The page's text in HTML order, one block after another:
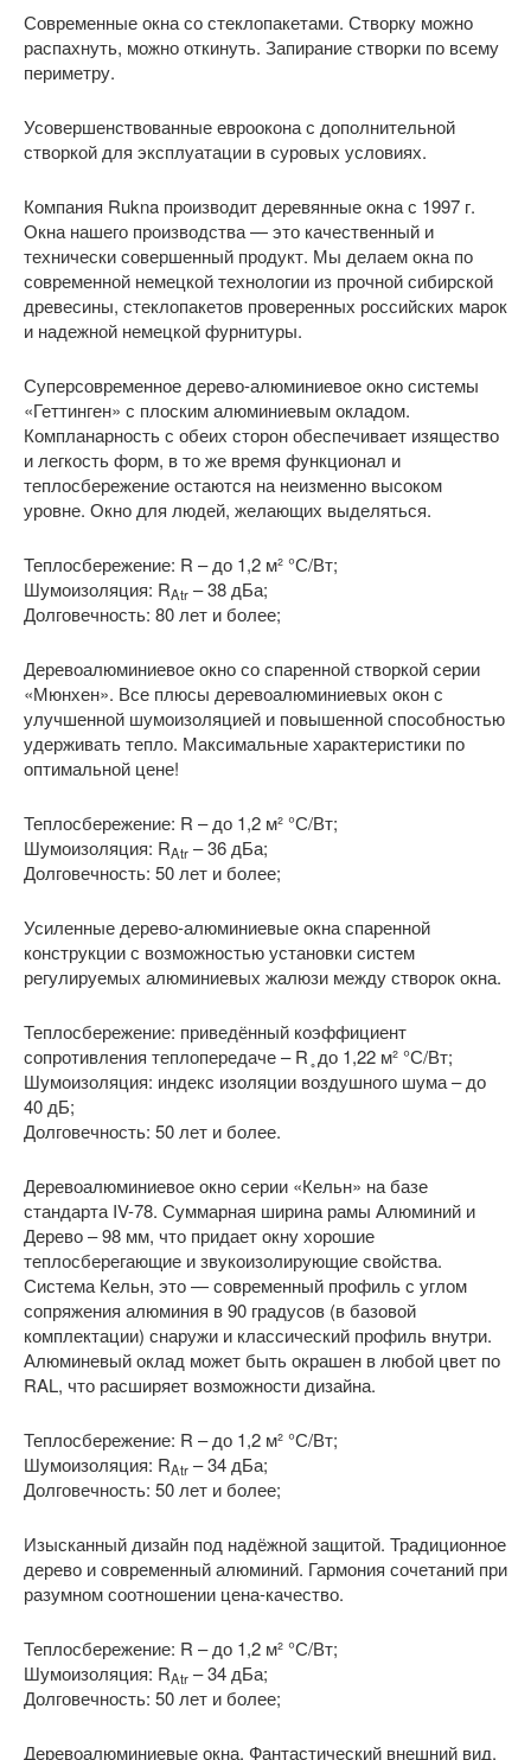
Современные окна со стеклопакетами. Створку можно
распахнуть, можно откинуть. Запирание створки по всему
периметру.
Усовершенствованные евроокона с дополнительной
створкой для эксплуатации в суровых условиях.
Компания Rukna производит деревянные окна с 1997 г.
Окна нашего производства — это качественный и
технически совершенный продукт. Мы делаем окна по
современной немецкой технологии из прочной сибирской
древесины, стеклопакетов проверенных российских марок
и надежной немецкой фурнитуры.
Суперсовременное дерево-алюминиевое окно системы
«Геттинген» с плоским алюминиевым окладом.
Компланарность с обеих сторон обеспечивает изящество
и легкость форм, в то же время функционал и
теплосбережение остаются на неизменно высоком
уровне. Окно для людей, желающих выделяться.
Теплосбережение: R – до 1,2 м² °С/Вт;
Шумоизоляция: RAtr – 38 дБа;
Долговечность: 80 лет и более;
Деревоалюминиевое окно со спаренной створкой серии
«Мюнхен». Все плюсы деревоалюминиевых окон с
улучшенной шумоизоляцией и повышенной способностью
удерживать тепло. Максимальные характеристики по
оптимальной цене!
Теплосбережение: R – до 1,2 м² °С/Вт;
Шумоизоляция: RAtr – 36 дБа;
Долговечность: 50 лет и более;
Усиленные дерево-алюминиевые окна спаренной
конструкции с возможностью установки систем
регулируемых алюминиевых жалюзи между створок окна.
Теплосбережение: приведённый коэффициент
сопротивления теплопередаче – R ̥ до 1,22 м² °С/Вт;
Шумоизоляция: индекс изоляции воздушного шума – до
40 дБ;
Долговечность: 50 лет и более.
Деревоалюминиевое окно серии «Кельн» на базе
стандарта IV-78. Суммарная ширина рамы Алюминий и
Дерево – 98 мм, что придает окну хорошие
теплосберегающие и звукоизолирующие свойства.
Система Кельн, это — современный профиль с углом
сопряжения алюминия в 90 градусов (в базовой
комплектации) снаружи и классический профиль внутри.
Алюминевый оклад может быть окрашен в любой цвет по
RAL, что расширяет возможности дизайна.
Теплосбережение: R – до 1,2 м² °С/Вт;
Шумоизоляция: RAtr – 34 дБа;
Долговечность: 50 лет и более;
Изысканный дизайн под надёжной защитой. Традиционное
дерево и современный алюминий. Гармония сочетаний при
разумном соотношении цена-качество.
Теплосбережение: R – до 1,2 м² °С/Вт;
Шумоизоляция: RAtr – 34 дБа;
Долговечность: 50 лет и более;
Деревоалюминиевые окна. Фантастический внешний вид.